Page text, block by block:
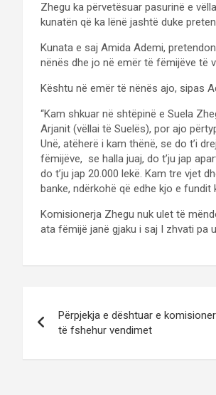
Zhegu ka përvetësuar pasurinë e
kunatën që ka lënë jashtë duke
Kunata e saj Amida Ademi,
nënës dhe jo në emër të fëmijëve të
Kështu në emër të nënës ajo, sipas
“Kam shkuar në shtëpinë e Suela
Arjanit (vëllai të Suelës), por ajo
Unë, atëherë i kam thënë, se do t’i
fëmijëve, se halla juaj, do t’ju jap
do t’ju jap 20.000 lekë. Kam tre vjet
banke, ndërkohë që edhe kjo e
Komisionerja Zhegu nuk ulet të
ata fëmijë janë gjaku i saj I zhvati pa
s
Përpjekja e dështuar e
të fshehur vendimet